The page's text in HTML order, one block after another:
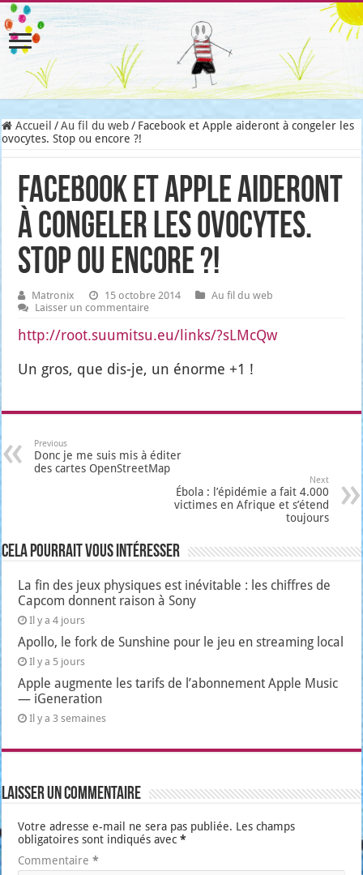
Accueil / Au fil du web / Facebook et Apple aideront à congeler les
ovocytes. Stop ou encore ?!
Facebook et Apple aideront
à congeler les ovocytes.
Stop ou encore ?!
Matronix 15 octobre 2014
Au fil du web
Laisser un commentaire
http://root.suumitsu.eu/links/?sLMcQw
Un gros, que dis-je, un énorme +1 !
Previous
Donc je me suis mis à éditer
des cartes OpenStreetMap
Next
Ébola : l’épidémie a fait 4.000
victimes en Afrique et s’étend
toujours
Cela pourrait vous intéresser
La fin des jeux physiques est inévitable : les chiffres de
Capcom donnent raison à Sony
Il y a 4 jours
Apollo, le fork de Sunshine pour le jeu en streaming local
Il y a 5 jours
Apple augmente les tarifs de l’abonnement Apple Music
— iGeneration
Il y a 3 semaines
Laisser un commentaire
Votre adresse e-mail ne sera pas publiée. Les champs
obligatoires sont indiqués avec*
Commentaire*